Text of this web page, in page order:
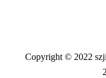
Copyright © 2022